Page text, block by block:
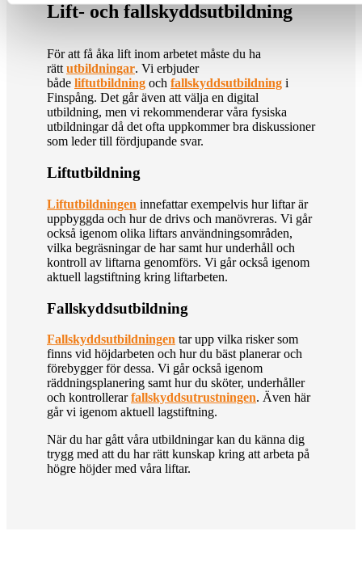
Lift- och fallskyddsutbildning
För att få åka lift inom arbetet måste du ha
rättutbildningar. Vi erbjuder
både liftutbildning och fallskyddsutbildning i
Finspång. Det går även att välja en digital
utbildning, men vi rekommenderar våra fysiska
utbildningar då det ofta uppkommer bra diskussioner
som leder till fördjupande svar.
Liftutbildning
Liftutbildningen innefattar exempelvis hur liftar är
uppbyggda och hur de drivs och manövreras. Vi går
också igenom olika liftars användningsområden,
vilka begräsningar de har samt hur underhåll och
kontroll av liftarna genomförs. Vi går också igenom
aktuell lagstiftning kring liftarbeten.
Fallskyddsutbildning
Fallskyddsutbildningen tar upp vilka risker som
finns vid höjdarbeten och hur du bäst planerar och
förebygger för dessa. Vi går också igenom
räddningsplanering samt hur du sköter, underhåller
och kontrollerarfallskyddsutrustningen. Även här
går vi igenom aktuell lagstiftning.
När du har gått våra utbildningar kan du känna dig
trygg med att du har rätt kunskap kring att arbeta på
högre höjder med våra liftar.